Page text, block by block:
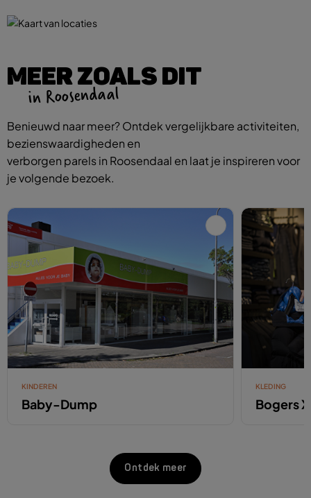
MEER ZOALS DIT
in Roosendaal
Benieuwd naar meer? Ontdek vergelijkbare activiteiten,
bezienswaardigheden en
verborgen parels in Roosendaal en laat je inspireren voor
je volgende bezoek.
KINDEREN
Baby-Dump
KLEDING
Bogers
Ontdek meer